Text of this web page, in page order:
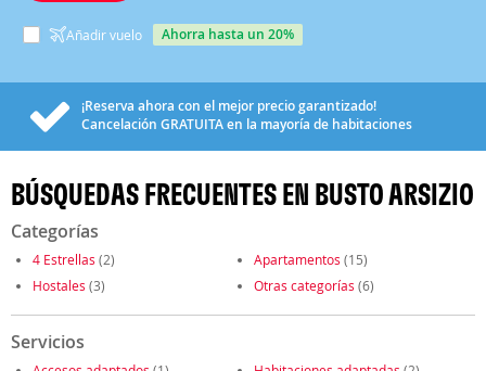
Añadir vuelo ahorra hasta un 20%
¡Reserva ahora con el mejor precio garantizado!
Cancelación GRATUITAen la mayoría de habitaciones
BÚSQUEDAS FRECUENTES EN BUSTO ARSIZIO
Categorías
4 Estrellas (2) Apartamentos (15)
Hostales (3) Otras categorías (6)
Servicios